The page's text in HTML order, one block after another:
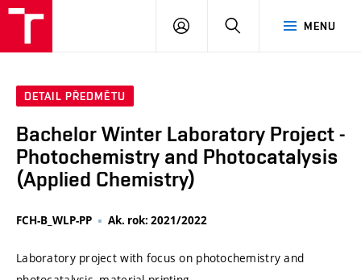
MENU
PŘIHLÁSIT
DETAIL PŘEDMĚTU
Bachelor Winter Laboratory Project -
Photochemistry and Photocatalysis
(Applied Chemistry)
FCH-B_WLP-PP Ak. rok: 2021/2022
Laboratory project with focus on photochemistry and